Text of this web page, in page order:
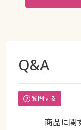
Q&A
質問する
商品に関